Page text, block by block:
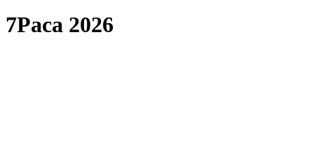
7Раса 2026